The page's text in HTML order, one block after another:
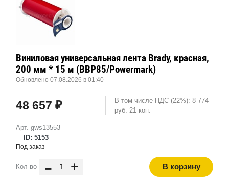
Арт. gws13553
ID: 5153
Виниловая универсальная лента Brady, красная,
200 мм * 15 м (BBP85/Powermark)
Обновлено 07.08.2026 в 01:40
48 657 ₽
В том числе НДС (22%): 8 774
руб. 21 коп.
Под заказ
Кол-во - + В корзину